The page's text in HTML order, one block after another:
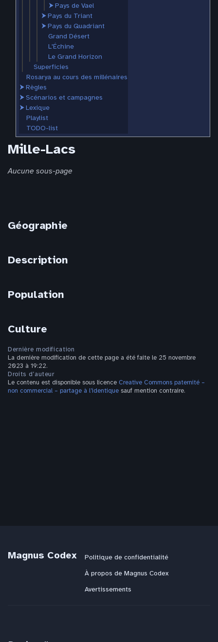
⮞Pays de Vael
⮞Pays du Triant
⮞Pays du Quadriant
Grand Désert
L'Échine
Le Grand Horizon
Superficies
Rosarya au cours des millénaires
⮞Règles
⮞Scénarios et campagnes
⮞Lexique
Playlist
TODO-list
Mille-Lacs
Aucune sous-page
Géographie
Description
Population
Culture
Dernière modification
La dernière modification de cette page a été faite le 25 novembre
2023 à 19:22.
Droits d’auteur
Le contenu est disponible sous licence Creative Commons paternité –
non commercial – partage à l’identique sauf mention contraire.
Magnus Codex
Politique de confidentialité
À propos de Magnus Codex
Avertissements